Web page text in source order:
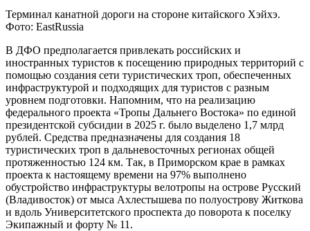
Терминал канатной дороги на стороне китайского Хэйхэ.
Фото: EastRussia
В ДФО предполагается привлекать российских и
иностранных туристов к посещению природных территорий с
помощью создания сети туристических троп, обеспеченных
инфраструктурой и подходящих для туристов с разным
уровнем подготовки. Напомним, что на реализацию
федерального проекта «Тропы Дальнего Востока» по единой
президентской субсидии в 2025 г. было выделено 1,7 млрд
рублей. Средства предназначены для создания 18
туристических троп в дальневосточных регионах общей
протяженностью 124 км. Так, в Приморском крае в рамках
проекта к настоящему времени на 97% выполнено
обустройство инфраструктуры велотропы на острове Русский
(Владивосток) от мыса Ахлестышева по полуострову Житкова
и вдоль Университетского проспекта до поворота к поселку
Экипажный и форту № 11.